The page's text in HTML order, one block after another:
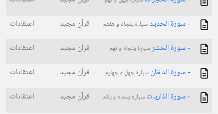
- سورة الحديد سپارۀ پنجاه و هفتم قرآن مجید
اعتقادات
- سورة الحشرسپارۀ پنجاه و نهم قرآن مجید
اعتقادات
- سورة الدخان سپارۀ چهل و چهارم قرآن مجید
اعتقادات
- سورة الذاريات سپاره پنجاه و یکم قرآن مجید
اعتقادات